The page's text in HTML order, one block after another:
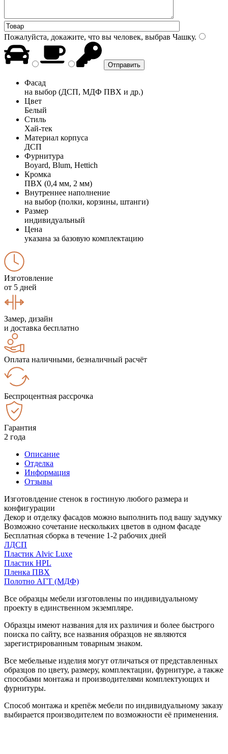
Пожалуйста, докажите, что вы человек, выбрав Чашку.
Фасад
на выбор (ДСП, МДФ ПВХ и др.)
Цвет
Белый
Стиль
Хай-тек
Материал корпуса
ДСП
Фурнитура
Boyard, Blum, Hettich
Кромка
ПВХ (0,4 мм, 2 мм)
Внутреннее наполнение
на выбор (полки, корзины, штанги)
Размер
индивидуальный
Цена
указана за базовую комплектацию
Изготовление
от 5 дней
Замер, дизайн
и доставка бесплатно
Оплата наличными, безналичный расчёт
Беспроцентная рассрочка
Гарантия
2 года
Описание
Отделка
Информация
Отзывы
Изготовлдение стенок в гостиную любого размера и
конфигурации
Декор и отделку фасадов можно выполнить под вашу задумку
Возможно сочетание нескольких цветов в одном фасаде
Бесплатная сборка в течение 1-2 рабочих дней
ЛДСП
Пластик Alvic Luxe
Пластик HPL
Пленка ПВХ
Полотно АГТ (МДФ)
Все образцы мебели изготовлены по индивидуальному
проекту в единственном экземпляре.
Образцы имеют названия для их различия и более быстрого
поиска по сайту, все названия образцов не являются
зарегистрированным товарным знаком.
Все мебельные изделия могут отличаться от представленных
образцов по цвету, размеру, комплектации, фурнитуре, а также
способами монтажа и производителями комплектующих и
фурнитуры.
Способ монтажа и крепёж мебели по индивидуальному заказу
выбирается производителем по возможности её применения.